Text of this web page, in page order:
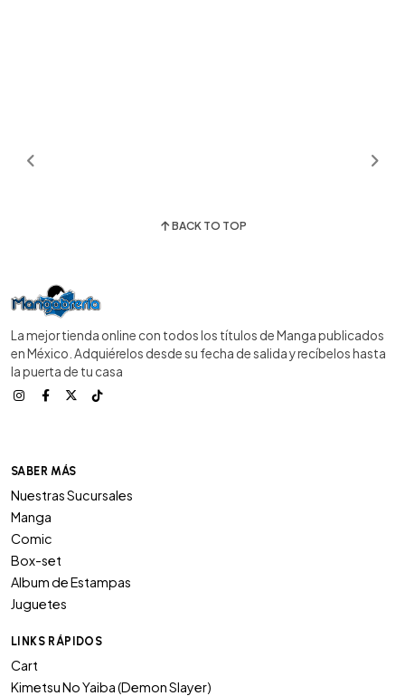
BACK TO TOP
La mejor tienda online con todos los títulos de Manga publicados
en México. Adquiérelos desde su fecha de salida y recíbelos hasta
la puerta de tu casa
SABER MÁS
Nuestras Sucursales
Manga
Comic
Box-set
Album de Estampas
Juguetes
LINKS RÁPIDOS
Cart
Kimetsu No Yaiba (Demon Slayer)